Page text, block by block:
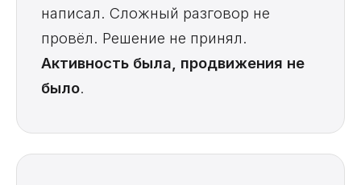
написал. Сложный разговор не
провёл. Решение не принял.
Активность была, продвижения не
было.